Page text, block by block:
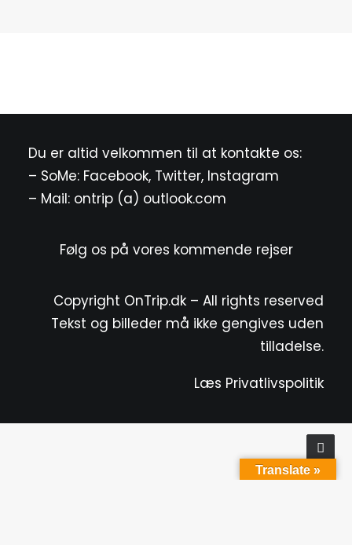
Du er altid velkommen til at kontakte os:
– SoMe: Facebook, Twitter, Instagram
– Mail: ontrip (a) outlook.com
Følg os på vores kommende rejser
Copyright OnTrip.dk – All rights reserved
Tekst og billeder må ikke gengives uden
tilladelse.
Læs Privatlivspolitik
Translate »